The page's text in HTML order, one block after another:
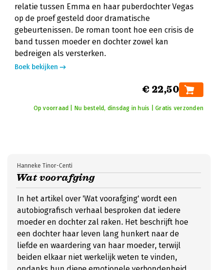
relatie tussen Emma en haar puberdochter Vegas
op de proef gesteld door dramatische
gebeurtenissen. De roman toont hoe een crisis de
band tussen moeder en dochter zowel kan
bedreigen als versterken.
Boek bekijken
€ 22,50
Op voorraad | Nu besteld, dinsdag in huis | Gratis verzonden
Wat voorafging
Hanneke Tinor-Centi
In het artikel over 'Wat voorafging' wordt een
autobiografisch verhaal besproken dat iedere
moeder en dochter zal raken. Het beschrijft hoe
een dochter haar leven lang hunkert naar de
liefde en waardering van haar moeder, terwijl
beiden elkaar niet werkelijk weten te vinden,